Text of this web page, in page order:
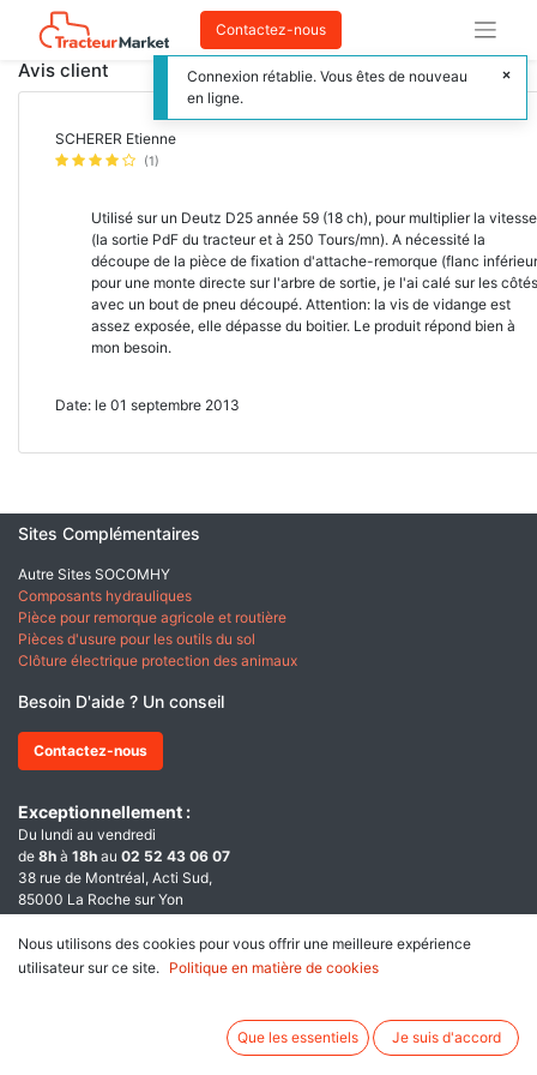
Contactez-nous
Avis client
SCHERER Etienne
(1)
Utilisé sur un Deutz D25 année 59 (18 ch), pour multiplier la vitesse
(la sortie PdF du tracteur et à 250 Tours/mn). A nécessité la
découpe de la pièce de fixation d'attache-remorque (flanc
pour une monte directe sur l'arbre de sortie, je l'ai calé sur les côtés
avec un bout de pneu découpé. Attention: la vis de vidange est
assez exposée, elle dépasse du boitier. Le produit répond bien à
mon besoin.
Date: le 01 septembre 2013
Sites Complémentaires
Autre Sites SOCOMHY
Composants hydrauliques
Pièce pour remorque agricole et routière
Pièces d'usure pour les outils du sol
Clôture électrique protection des animaux
Besoin D'aide ? Un conseil
Contactez-nous
Exceptionnellement :
Du lundi au vendredi
de 8h à 18h au 02 52 43 06 07
38 rue de Montréal, Acti Sud,
85000 La Roche sur Yon
Aides et services
Nous utilisons des cookies pour vous offrir une meilleure expérience
utilisateur sur ce site.
Politique en matière de cookies
Que les essentiels Je suis d'accord
Connexion rétablie. Vous êtes de nouveau
en ligne.